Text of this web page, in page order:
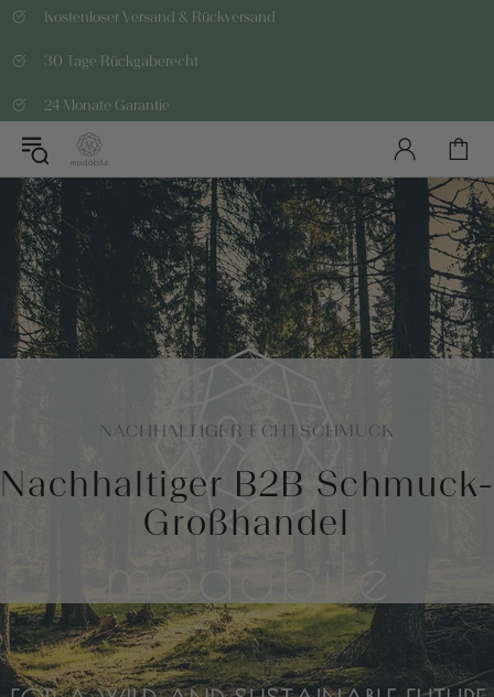
Kostenloser Versand & Rückversand
30 Tage Rückgaberecht
24 Monate Garantie
NACHHALTIGER ECHTSCHMUCK
Nachhaltiger B2B Schmuck-
Großhandel